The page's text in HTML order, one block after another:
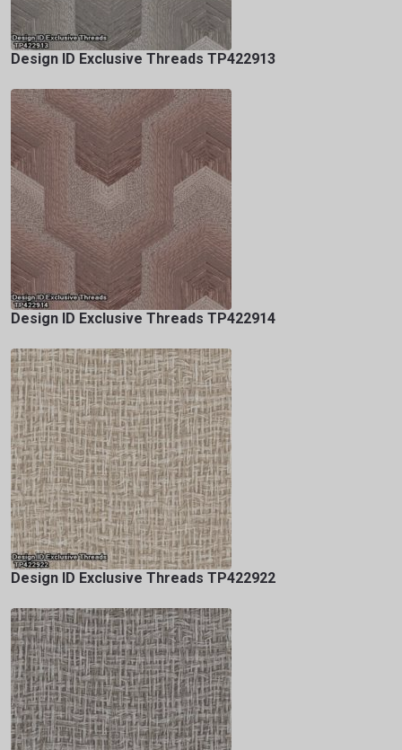
Design ID Exclusive Threads TP422913
Design ID Exclusive Threads TP422914
Design ID Exclusive Threads TP422922